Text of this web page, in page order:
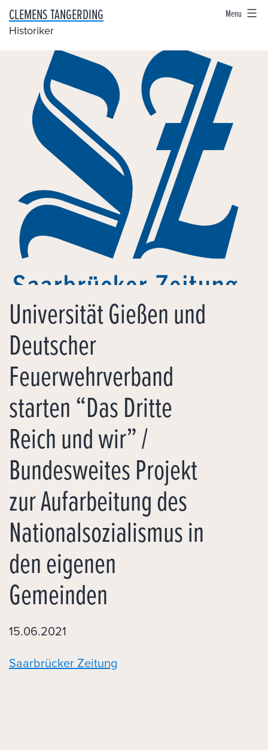
SkipCLEMENS TANGERDING
Historiker
Menu
Universität Gießen und
Deutscher
Feuerwehrverband
starten “Das Dritte
Reich und wir” /
Bundesweites Projekt
zur Aufarbeitung des
Nationalsozialismus in
den eigenen
Gemeinden
15.06.2021
Saarbrücker Zeitung